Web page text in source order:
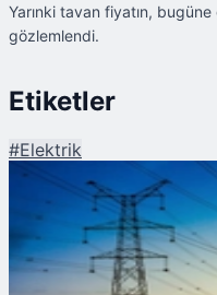
Yarınki tavan fiyatın,
gözlemlendi.
Etiketler
#Elektrik
Şu An Okunan